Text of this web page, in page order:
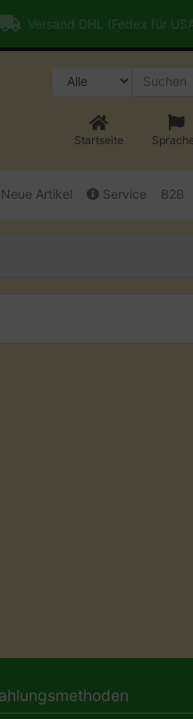
Versand DHL (Fedex für
Startseite
Neue Artikel Service B2B